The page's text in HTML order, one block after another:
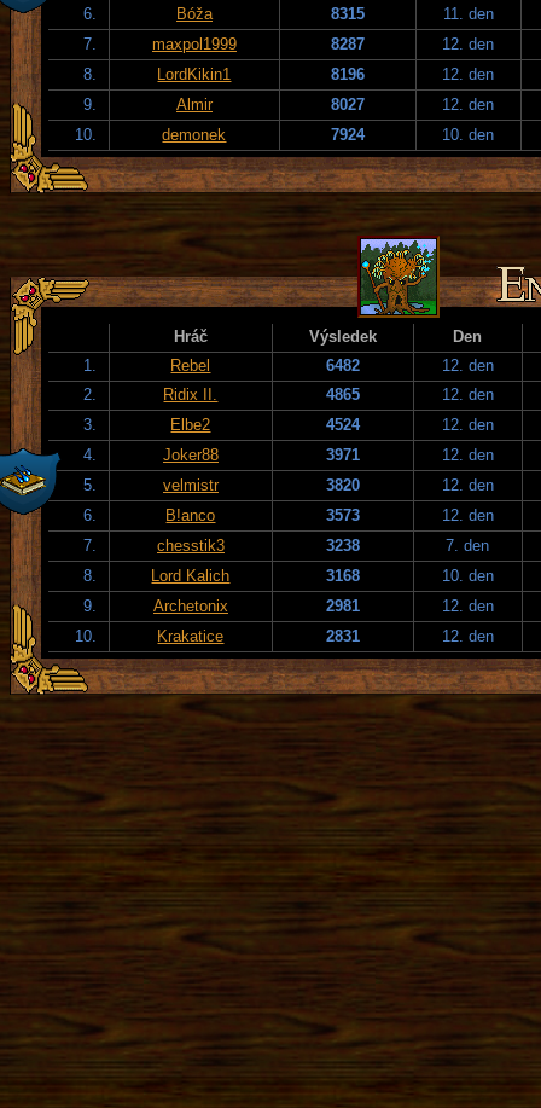
6.
Bóža 8315
11. den
7.
maxpol1999 8287
12. den
8.
LordKikin1 8196
12. den
9.
Almir 8027
12. den
10.
demonek 7924 10. den
Hráč Výsledek
Den
1.
Rebel 6482
12. den
2.
Ridix II. 4865
12. den
3.
Elbe2 4524
12. den
4.
Joker88 3971
12. den
5.
velmistr 3820
12. den
6.
B!anco 3573
12. den
7.
chesstik3 3238
7. den
8.
Lord Kalich 3168
10. den
9.
Archetonix 2981
12. den
10.
Krakatice 2831 12. den